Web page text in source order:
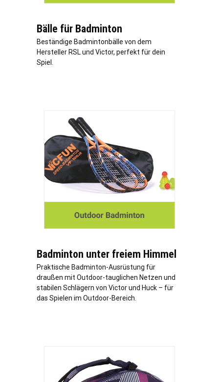
Bälle für Badminton
Beständige Badmintonbälle von dem
Hersteller RSL und Victor, perfekt für dein
Spiel.
Badminton unter freiem Himmel
Praktische Badminton-Ausrüstung für
draußen mit Outdoor-tauglichen Netzen und
stabilen Schlägern von Victor und Huck – für
das Spielen im Outdoor-Bereich.